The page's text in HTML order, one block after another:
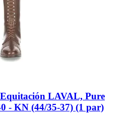
LAVAL, Pure
-​ KN (44/35-​37) (1 par)